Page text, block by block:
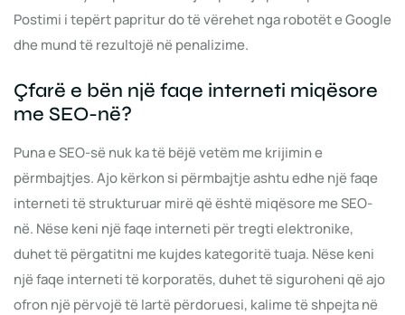
Postimi i tepërt papritur do të vërehet nga robotët e Google
dhe mund të rezultojë në penalizime.
Çfarë e bën një faqe interneti miqësore
me SEO-në?
Puna e SEO-së nuk ka të bëjë vetëm me krijimin e
përmbajtjes. Ajo kërkon si përmbajtje ashtu edhe një faqe
interneti të strukturuar mirë që është miqësore me SEO-
në. Nëse keni një faqe interneti për tregti elektronike,
duhet të përgatitni me kujdes kategoritë tuaja. Nëse keni
një faqe interneti të korporatës, duhet të siguroheni që ajo
ofron një përvojë të lartë përdoruesi, kalime të shpejta në